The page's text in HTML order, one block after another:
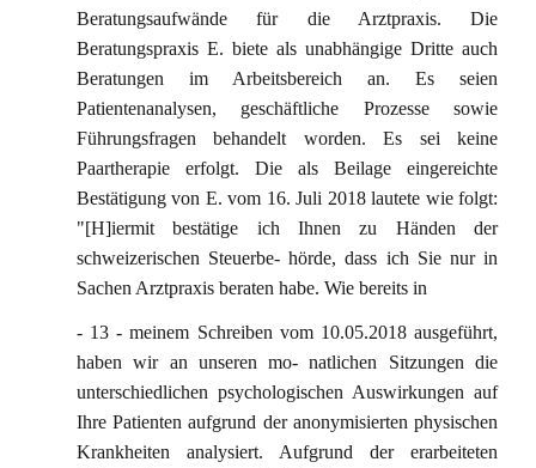
Beratungsaufwände für die Arztpraxis. Die
Beratungspraxis E. biete als unabhängige Dritte auch
Beratungen im Arbeitsbereich an. Es seien
Patientenanalysen, geschäftliche Prozesse sowie
Führungsfragen behandelt worden. Es sei keine
Paartherapie erfolgt. Die als Beilage eingereichte
Bestätigung von E. vom 16. Juli 2018 lautete wie folgt:
"[H]iermit bestätige ich Ihnen zu Händen der
schweizerischen Steuerbe- hörde, dass ich Sie nur in
Sachen Arztpraxis beraten habe. Wie bereits in
- 13 - meinem Schreiben vom 10.05.2018 ausgeführt,
haben wir an unseren mo- natlichen Sitzungen die
unterschiedlichen psychologischen Auswirkungen auf
Ihre Patienten aufgrund der anonymisierten physischen
Krankheiten analysiert. Aufgrund der erarbeiteten